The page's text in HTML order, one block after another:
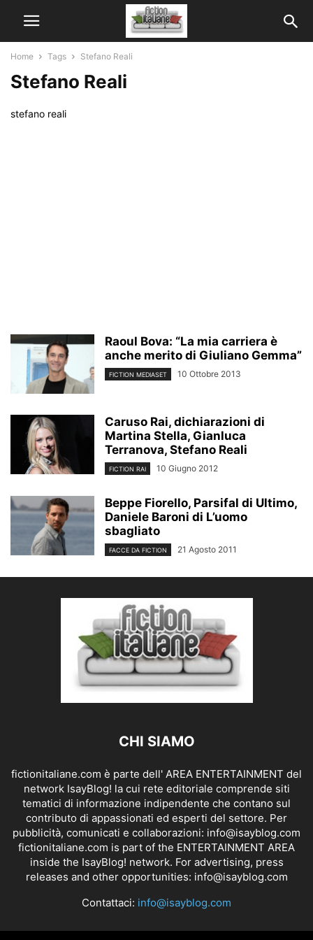
Home Tags Stefano Reali
Stefano Reali
stefano reali
Raoul Bova: “La mia carriera è
anche merito di Giuliano Gemma”
FICTION MEDIASET 10 Ottobre 2013
Caruso Rai, dichiarazioni di
Martina Stella, Gianluca
Terranova, Stefano Reali
FICTION RAI 10 Giugno 2012
Beppe Fiorello, Parsifal di Ultimo,
Daniele Baroni di L’uomo
sbagliato
FACCE DA FICTION 21 Agosto 2011
CHI SIAMO
fictionitaliane.com è parte dell' AREA ENTERTAINMENT del
network IsayBlog! la cui rete editoriale comprende siti
tematici di informazione indipendente che contano sul
contributo di appassionati ed esperti del settore. Per
pubblicità, comunicati e collaborazioni: info@isayblog.com
fictionitaliane.com is part of the ENTERTAINMENT AREA
inside the IsayBlog! network. For advertising, press
releases and other opportunities: info@isayblog.com
Contattaci: info@isayblog.com